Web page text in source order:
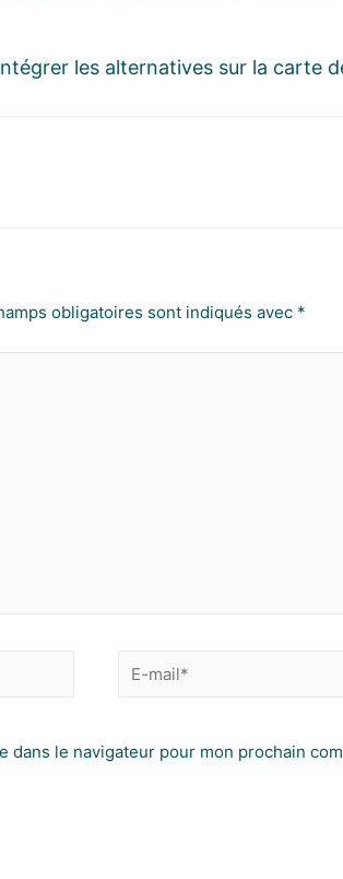
les alternatives sur la carte
obligatoires sont indiqués avec *
dans le navigateur pour mon prochain